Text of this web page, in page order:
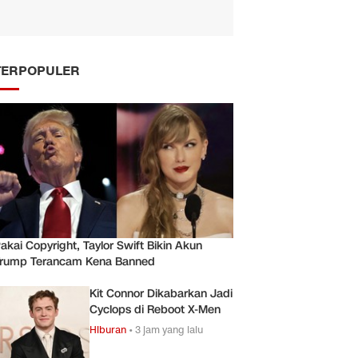
Copyright, Taylor Swift Bikin Akun
Terancam Kena Banned
Kit Connor Dikabarkan Jadi
Cyclops di Reboot X-Men
Hiburan •3 jam yang lalu